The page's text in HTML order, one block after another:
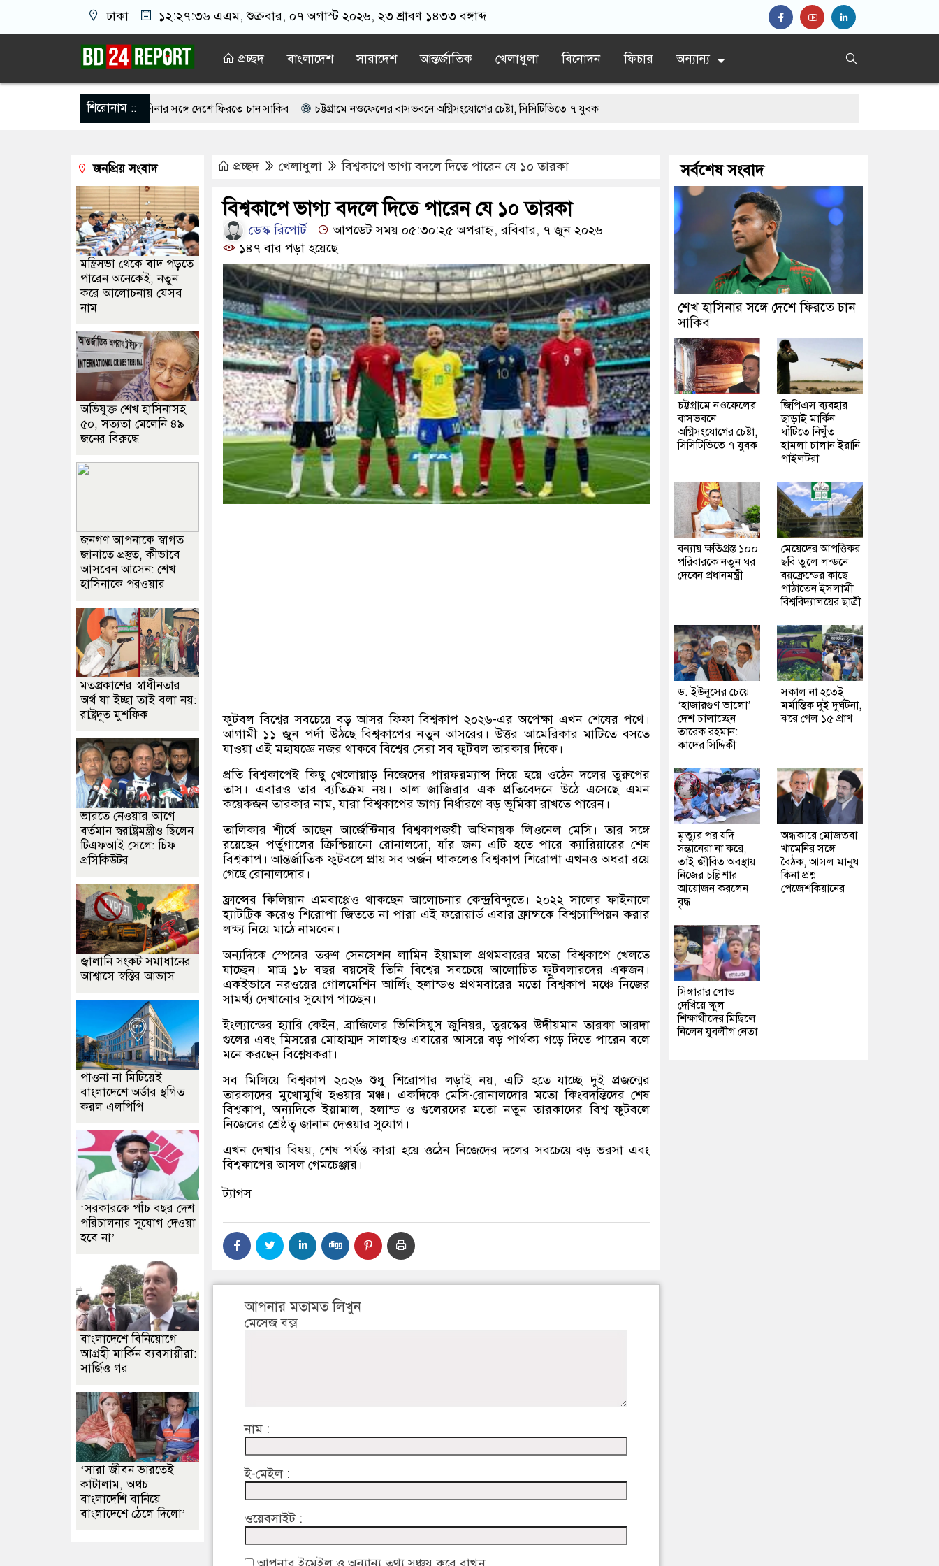
ঢাকা ১২:২৭:৩৭ এএম, শুক্রবার, ০৭ অগাস্ট ২০২৬, ২৩ শ্রাবণ ১৪৩৩ বঙ্গাব্দ
প্রচ্ছদ বাংলাদেশ সারাদেশ আন্তর্জাতিক খেলাধুলা বিনোদন ফিচার অন্যান্য
শিরোনাম ::
শেখ হাসিনার সঙ্গে দেশে ফিরতে চান সাকিব চট্টগ্রামে নওফেলের বাসভবনে অগ্নিসংযোগের চেষ্টা, সিসিটিভিতে ৭ যুবক
মেয়েদের আপত্তিকর ছবি তুলে লন্ডনে বয়ফ্রেন্ডের কাছে পাঠাতেন ইসলামী বিশ্ববিদ্যালয়ের ছাত্রী ড. ইউনূসের চেয়ে ‘হাজারগুণ ভালো’ দেশ চালাচ্ছেন তারেক রহমান: কাদের সিদ্দিকী
সকাল না হতেই মর্মান্তিক দুই দুর্ঘটনা, ঝরে গেল ১৫ প্রাণ মৃত্যুর পর যদি সন্তানেরা না করে, তাই জীবিত অবস্থায় নিজের চল্লিশার আয়োজন করলেন বৃদ্ধ
অন্ধকারে মোজতবা খামেনির সঙ্গে বৈঠক, আসল মানুষ কিনা প্রশ্ন পেজেশকিয়ানের সিঙ্গারার লোভ দেখিয়ে স্কুল শিক্ষার্থীদের মিছিলে নিলেন যুবলীগ নেতা
প্রচ্ছদ খেলাধুলা বিশ্বকাপে ভাগ্য বদলে দিতে পারেন যে ১০ তারকা
বিশ্বকাপে ভাগ্য বদলে দিতে পারেন যে ১০ তারকা
ডেস্ক রিপোর্ট
আপডেট সময় ০৫:৩০:২৫ অপরাহ্ন, রবিবার, ৭ জুন ২০২৬
১৪৭ বার পড়া হয়েছে
ফুটবল বিশ্বের সবচেয়ে বড় আসর ফিফা বিশ্বকাপ ২০২৬-এর অপেক্ষা এখন শেষের পথে।
আগামী ১১ জুন পর্দা উঠছে বিশ্বকাপের নতুন আসরের। উত্তর আমেরিকার মাটিতে বসতে
যাওয়া এই মহাযজ্ঞে নজর থাকবে বিশ্বের সেরা সব ফুটবল তারকার দিকে।
প্রতি বিশ্বকাপেই কিছু খেলোয়াড় নিজেদের পারফরম্যান্স দিয়ে হয়ে ওঠেন দলের তুরুপের
তাস। এবারও তার ব্যতিক্রম নয়। আল জাজিরার এক প্রতিবেদনে উঠে এসেছে এমন
কয়েকজন তারকার নাম, যারা বিশ্বকাপের ভাগ্য নির্ধারণে বড় ভূমিকা রাখতে পারেন।
তালিকার শীর্ষে আছেন আর্জেন্টিনার বিশ্বকাপজয়ী অধিনায়ক লিওনেল মেসি। তার সঙ্গে
রয়েছেন পর্তুগালের ক্রিশ্চিয়ানো রোনালদো, যাঁর জন্য এটি হতে পারে ক্যারিয়ারের শেষ
বিশ্বকাপ। আন্তর্জাতিক ফুটবলে প্রায় সব অর্জন থাকলেও বিশ্বকাপ শিরোপা এখনও অধরা রয়ে
গেছে রোনালদোর।
ফ্রান্সের কিলিয়ান এমবাপ্পেও থাকছেন আলোচনার কেন্দ্রবিন্দুতে। ২০২২ সালের ফাইনালে
হ্যাটট্রিক করেও শিরোপা জিততে না পারা এই ফরোয়ার্ড এবার ফ্রান্সকে বিশ্বচ্যাম্পিয়ন করার
লক্ষ্য নিয়ে মাঠে নামবেন।
অন্যদিকে স্পেনের তরুণ সেনসেশন লামিন ইয়ামাল প্রথমবারের মতো বিশ্বকাপে খেলতে
যাচ্ছেন। মাত্র ১৮ বছর বয়সেই তিনি বিশ্বের সবচেয়ে আলোচিত ফুটবলারদের একজন।
একইভাবে নরওয়ের গোলমেশিন আর্লিং হলান্ডও প্রথমবারের মতো বিশ্বকাপ মঞ্চে নিজের
সামর্থ্য দেখানোর সুযোগ পাচ্ছেন।
ইংল্যান্ডের হ্যারি কেইন, ব্রাজিলের ভিনিসিয়ুস জুনিয়র, তুরস্কের উদীয়মান তারকা আরদা
গুলের এবং মিসরের মোহাম্মদ সালাহও এবারের আসরে বড় পার্থক্য গড়ে দিতে পারেন বলে
মনে করছেন বিশ্লেষকরা।
সব মিলিয়ে বিশ্বকাপ ২০২৬ শুধু শিরোপার লড়াই নয়, এটি হতে যাচ্ছে দুই প্রজন্মের
তারকাদের মুখোমুখি হওয়ার মঞ্চ। একদিকে মেসি-রোনালদোর মতো কিংবদন্তিদের শেষ
বিশ্বকাপ, অন্যদিকে ইয়ামাল, হলান্ড ও গুলেরদের মতো নতুন তারকাদের বিশ্ব ফুটবলে
নিজেদের শ্রেষ্ঠত্ব জানান দেওয়ার সুযোগ।
এখন দেখার বিষয়, শেষ পর্যন্ত কারা হয়ে ওঠেন নিজেদের দলের সবচেয়ে বড় ভরসা এবং
বিশ্বকাপের আসল গেমচেঞ্জার।
ট্যাগস
আপনার মতামত লিখুন
মেসেজ বক্স
নাম :
ই-মেইল :
ওয়েবসাইট :
জনপ্রিয় সংবাদ
মন্ত্রিসভা থেকে বাদ পড়তে
পারেন অনেকেই, নতুন
করে আলোচনায় যেসব
নাম
অভিযুক্ত শেখ হাসিনাসহ
৫০, সত্যতা মেলেনি ৪৯
জনের বিরুদ্ধে
জনগণ আপনাকে স্বাগত
জানাতে প্রস্তুত, কীভাবে
আসবেন আসেন: শেখ
হাসিনাকে পরওয়ার
মতপ্রকাশের স্বাধীনতার
অর্থ যা ইচ্ছা তাই বলা নয়:
রাষ্ট্রদূত মুশফিক
ভারতে নেওয়ার আগে
বর্তমান স্বরাষ্ট্রমন্ত্রীও ছিলেন
টিএফআই সেলে: চিফ
প্রসিকিউটর
জ্বালানি সংকট সমাধানের
আশ্বাসে স্বস্তির আভাস
পাওনা না মিটিয়েই
বাংলাদেশে অর্ডার স্থগিত
করল এলপিপি
‘সরকারকে পাঁচ বছর দেশ
পরিচালনার সুযোগ দেওয়া
হবে না’
বাংলাদেশে বিনিয়োগে
আগ্রহী মার্কিন ব্যবসায়ীরা:
সার্জিও গর
‘সারা জীবন ভারতেই
কাটালাম, অথচ
বাংলাদেশি বানিয়ে
বাংলাদেশে ঠেলে দিলো’
সর্বশেষ সংবাদ
শেখ হাসিনার সঙ্গে দেশে ফিরতে চান
সাকিব
চট্টগ্রামে নওফেলের
বাসভবনে
অগ্নিসংযোগের চেষ্টা,
সিসিটিভিতে ৭ যুবক
জিপিএস ব্যবহার
ছাড়াই মার্কিন
ঘাঁটিতে নিখুঁত
হামলা চালান ইরানি
পাইলটরা
বন্যায় ক্ষতিগ্রস্ত ১০০
পরিবারকে নতুন ঘর
দেবেন প্রধানমন্ত্রী
মেয়েদের আপত্তিকর
ছবি তুলে লন্ডনে
বয়ফ্রেন্ডের কাছে
পাঠাতেন ইসলামী
বিশ্ববিদ্যালয়ের ছাত্রী
ড. ইউনূসের চেয়ে
‘হাজারগুণ ভালো’
দেশ চালাচ্ছেন
তারেক রহমান:
কাদের সিদ্দিকী
সকাল না হতেই
মর্মান্তিক দুই দুর্ঘটনা,
ঝরে গেল ১৫ প্রাণ
মৃত্যুর পর যদি
সন্তানেরা না করে,
তাই জীবিত অবস্থায়
নিজের চল্লিশার
আয়োজন করলেন
বৃদ্ধ
অন্ধকারে মোজতবা
খামেনির সঙ্গে
বৈঠক, আসল মানুষ
কিনা প্রশ্ন
পেজেশকিয়ানের
সিঙ্গারার লোভ
দেখিয়ে স্কুল
শিক্ষার্থীদের মিছিলে
নিলেন যুবলীগ নেতা